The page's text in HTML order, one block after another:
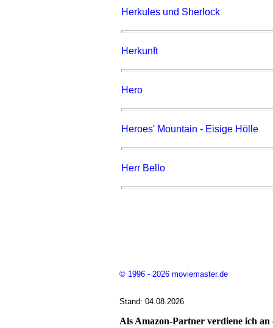
Herkules und Sherlock
Herkunft
Hero
Heroes' Mountain - Eisige Hölle
Herr Bello
© 1996 - 2026 moviemaster.de
Stand: 04.08.2026
Als Amazon-Partner verdiene ich